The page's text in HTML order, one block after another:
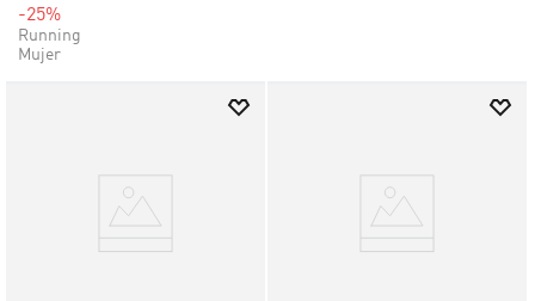
-25%
Running
Mujer